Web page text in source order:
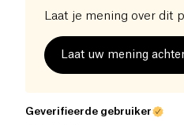
Laat je mening over dit
Laat uw mening
Geverifieerde gebruiker